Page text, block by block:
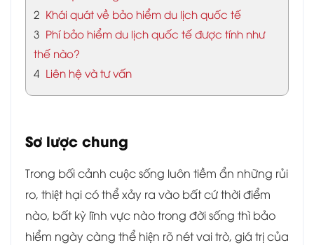
2 Khái quát về bảo hiểm du lịch quốc tế
3 Phí bảo hiểm du lịch quốc tế được tính như
thế nào?
4 Liên hệ và tư vấn
Sơ lược chung
Trong bối cảnh cuộc sống luôn tiềm ẩn những rủi
ro, thiệt hại có thể xảy ra vào bất cứ thời điểm
nào, bất kỳ lĩnh vực nào trong đời sống thì bảo
hiểm ngày càng thể hiện rõ nét vai trò, giá trị của